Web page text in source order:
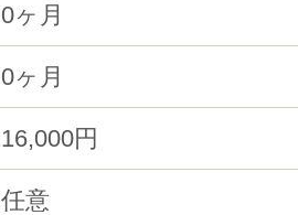
0ヶ月
0ヶ月
16,000円
任意